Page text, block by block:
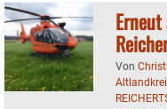
Von